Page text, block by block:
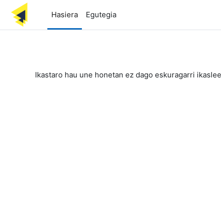
Joan eduki nagusira zuzenean
Hasiera
Egutegia
Ikastaro hau une honetan ez dago eskuragarri